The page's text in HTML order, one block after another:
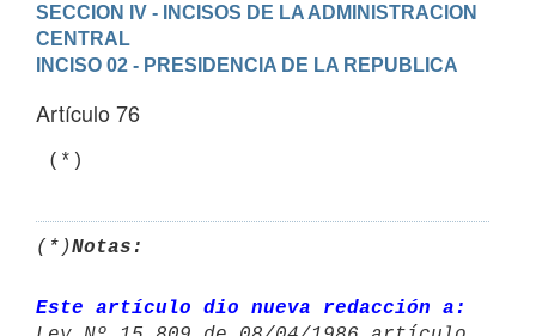
SECCION IV - INCISOS DE LA ADMINISTRACION
CENTRAL
INCISO 02 - PRESIDENCIA DE LA REPUBLICA
Artículo 76
(*)Notas:
Este artículo dio nueva redacción a: